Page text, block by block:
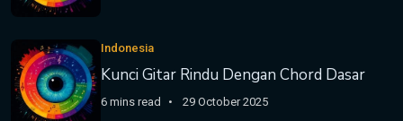
Indonesia
Kunci Gitar Rindu Dengan Chord Dasar
6 mins read 29 October 2025